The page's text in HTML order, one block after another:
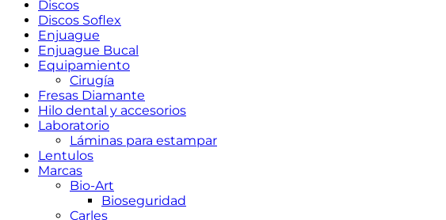
Discos
Discos Soflex
Enjuague
Enjuague Bucal
Equipamiento
Cirugía
Fresas Diamante
Hilo dental y accesorios
Laboratorio
Láminas para estampar
Lentulos
Marcas
Bio-Art
Bioseguridad
Carles